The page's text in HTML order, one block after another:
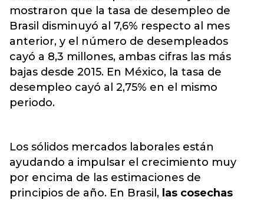
mostraron que la tasa de desempleo de
Brasil disminuyó al 7,6% respecto al mes
anterior, y el número de desempleados
cayó a 8,3 millones, ambas cifras las más
bajas desde 2015. En México, la tasa de
desempleo cayó al 2,75% en el mismo
periodo.
Los sólidos mercados laborales están
ayudando a impulsar el crecimiento muy
por encima de las estimaciones de
principios de año. En Brasil, las cosechas